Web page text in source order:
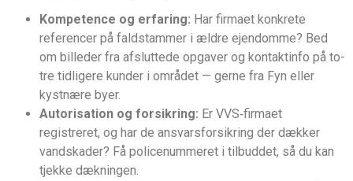
Kompetence og erfaring: Har firmaet konkrete
referencer på faldstammer i ældre ejendomme? Bed
om billeder fra afsluttede opgaver og kontaktinfo på to-
tre tidligere kunder i området — gerne fra Fyn eller
kystnære byer.
Autorisation og forsikring: Er VVS‑firmaet
registreret, og har de ansvarsforsikring der dækker
vandskader? Få policenummeret i tilbuddet, så du kan
tjekke dækningen.